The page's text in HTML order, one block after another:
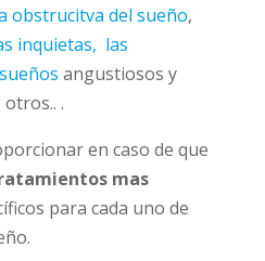
obstrucitva del sueño,
inquietas, las
sueños angustiosos y
.
en caso de que
mas
para cada uno de